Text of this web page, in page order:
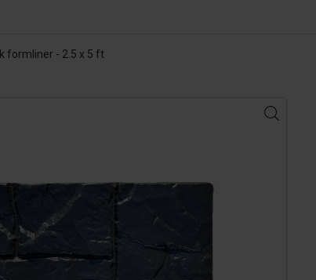
et inserts
de rechange
formliner - 2.5 x 5 ft